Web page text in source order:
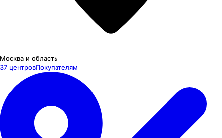
Москва и область
37 центровПокупателям